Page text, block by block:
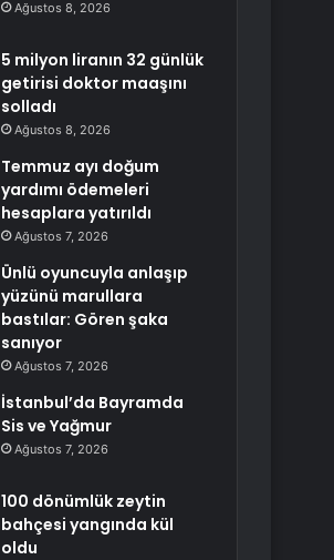
Ağustos 8, 2026
5 milyon liranın 32 günlük
getirisi doktor maaşını
solladı
Ağustos 8, 2026
Temmuz ayı doğum
yardımı ödemeleri
hesaplara yatırıldı
Ağustos 7, 2026
Ünlü oyuncuyla anlaşıp
yüzünü marullara
bastılar: Gören şaka
sanıyor
Ağustos 7, 2026
İstanbul’da Bayramda
Sis ve Yağmur
Ağustos 7, 2026
100 dönümlük zeytin
bahçesi yangında kül
oldu